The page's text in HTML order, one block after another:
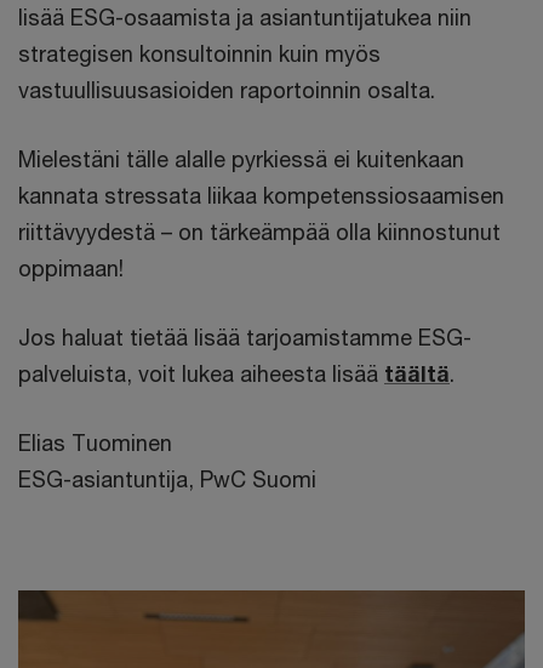
lisää ESG-osaamista ja asiantuntijatukea niin
strategisen konsultoinnin kuin myös
vastuullisuusasioiden raportoinnin osalta.
Mielestäni tälle alalle pyrkiessä ei kuitenkaan
kannata stressata liikaa kompetenssiosaamisen
riittävyydestä – on tärkeämpää olla kiinnostunut
oppimaan!
Jos haluat tietää lisää tarjoamistamme ESG-
palveluista, voit lukea aiheesta lisää täältä.
Elias Tuominen
ESG-asiantuntija, PwC Suomi